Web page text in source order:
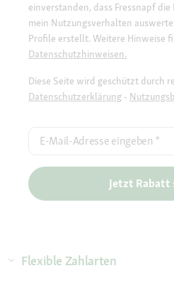
einverstanden, dass Fressnapf
mein Nutzungsverhalten
Profile erstellt. Weitere Hinweise
Datenschutzhinweisen.
Diese Seite wird geschützt durch
Datenschutzerklärung -
E-Mail-Adresse eingeben *
Jetzt Rabatt
Flexible Zahlarten